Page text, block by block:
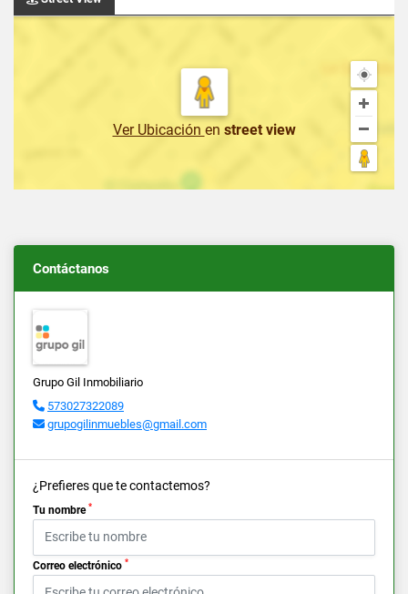
Ver Ubicación en street view
Contáctanos
Grupo Gil Inmobiliario
573027322089
grupogilinmuebles@gmail.com
¿Prefieres que te contactemos?
Tu nombre *
Correo electrónico *